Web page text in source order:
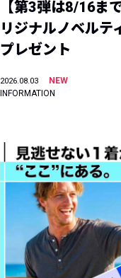
【第3弾は8/16ま
リジナルノベルテ
プレゼント
2026.08.03
NEW
INFORMATION